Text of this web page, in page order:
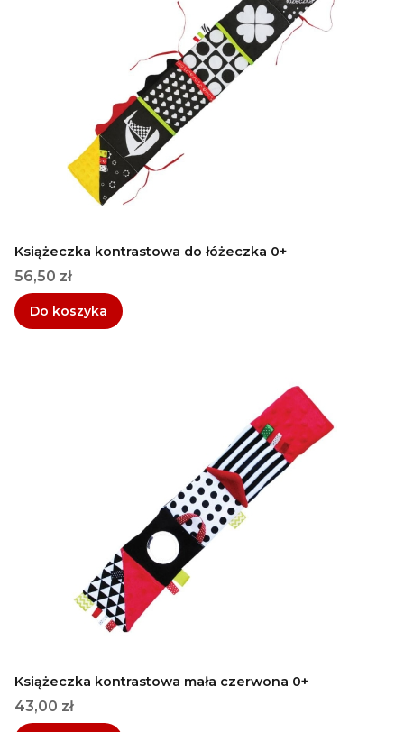
Książeczka kontrastowa do łóżeczka 0+
Cena
56,50 zł
Do koszyka
Książeczka kontrastowa mała czerwona 0+
Cena
43,00 zł